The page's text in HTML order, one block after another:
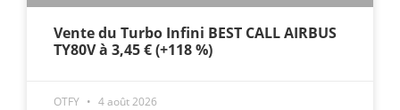
Vente du Turbo Infini BEST CALL AIRBUS
TY80V à 3,45 € (+118 %)
OTFY 4 août 2026